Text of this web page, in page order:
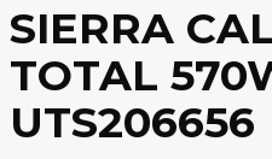
SIERRA
TOTAL
UTS206656